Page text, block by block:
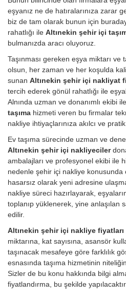
eşyanız ne de hatıralarınıza zarar
biz de tam olarak bunun için
rahatlığı ile Altınekin şehir içi
bulmanızda aracı oluyoruz.
Taşınması gereken eşya miktarı
olsun, her zaman ve her koşulda
sunan Altınekin şehir içi nakliyat
tercih ederek gönül rahatlığı ile
Alnında uzman ve donanımlı ekibi ile
taşıma hizmeti veren bu firmalar
nakliye ihtiyaçlarınıza akılcı ve
Ev taşıma sürecinde uzman ve
Altınekin şehir içi nakliyeciler
ambalajları ve profesyonel ekibi ile
nedenle şehir içi nakliye konusunda
hasarsız olarak yeni adresine
nakliye süreci hazırlayarak,
toplanıp yüklenerek, yine anlaşılan
edilir.
Altınekin şehir içi nakliye fiyatları
miktarına, kat sayısına, asansör
taşınacak mesafeye göre farklılık
esnasında taşıma hizmetinin
Sizler de bu konu hakkında bilgi
fiyatlandırma, bu şekilde yapılacaktır.